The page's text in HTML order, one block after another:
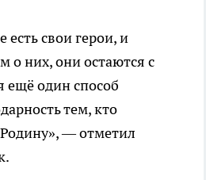
есть свои герои, и
о них, они остаются с
ещё один способ
тем, кто
— отметил